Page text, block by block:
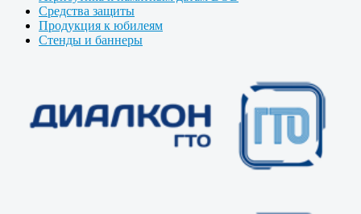
Средства защиты
Продукция к юбилеям
Стенды и баннеры